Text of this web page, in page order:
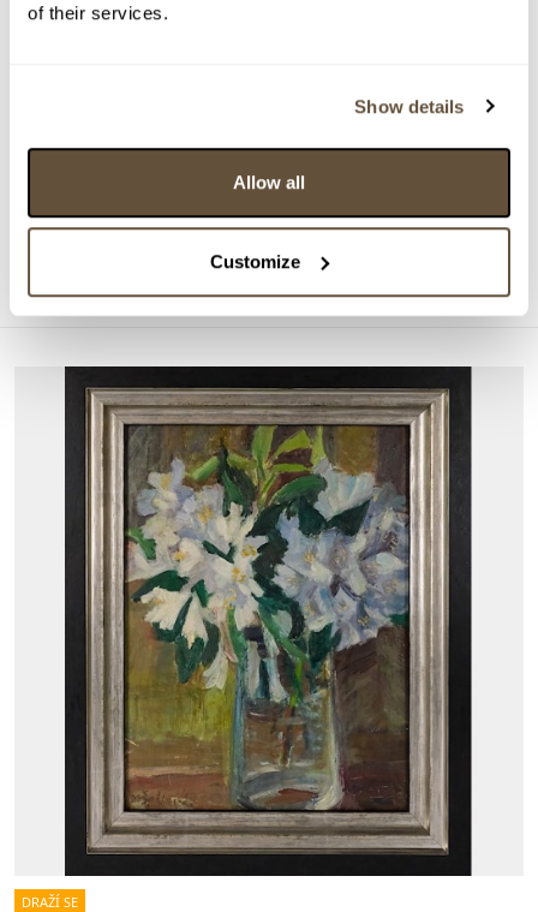
of their services.
Show details
Allow all
Customize
4 200 Kč
DRAŽÍ SE